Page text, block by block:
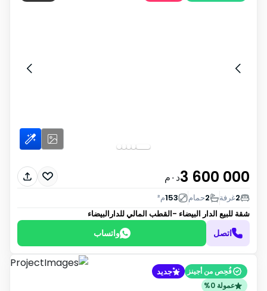
3 600 000د٠م
2غرفة 2حمام 153م²
شقة للبيع الدار البيضاء -القطب المالي للدارالبيضاء
اتصل واتساب
فُحِص من أجينز جديد
عمولة 0%